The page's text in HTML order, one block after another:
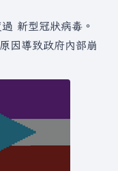
新型冠狀病毒。
因導致政府內部崩